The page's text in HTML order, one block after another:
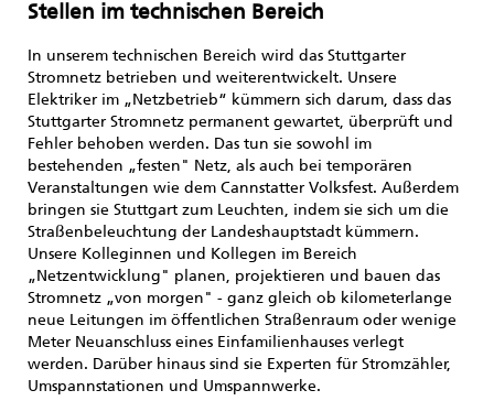
Stellen
technischen
Bereich
Stellen im technischen Bereich
In unserem technischen Bereich wird das Stuttgarter
Stromnetz betrieben und weiterentwickelt. Unsere
Elektriker im „Netzbetrieb“ kümmern sich darum, dass das
Stuttgarter Stromnetz permanent gewartet, überprüft und
Fehler behoben werden. Das tun sie sowohl im
bestehenden „festen" Netz, als auch bei temporären
Veranstaltungen wie dem Cannstatter Volksfest. Außerdem
bringen sie Stuttgart zum Leuchten, indem sie sich um die
Straßenbeleuchtung der Landeshauptstadt kümmern.
Unsere Kolleginnen und Kollegen im Bereich
„Netzentwicklung" planen, projektieren und bauen das
Stromnetz „von morgen" - ganz gleich ob kilometerlange
neue Leitungen im öffentlichen Straßenraum oder wenige
Meter Neuanschluss eines Einfamilienhauses verlegt
werden. Darüber hinaus sind sie Experten für Stromzähler,
Umspannstationen und Umspannwerke.